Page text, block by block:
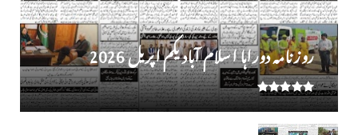
روز نامہ دوراہا اسلام آباد یکم اپریل 2026